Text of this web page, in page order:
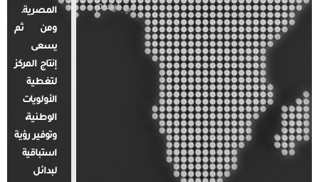
في أرقام
المصرية.
ومن ثم
يسعى
إنتاج المركز
لتغطية
الأولويات
الوطنية،
وتوفير رؤية
استباقية
لبدائل